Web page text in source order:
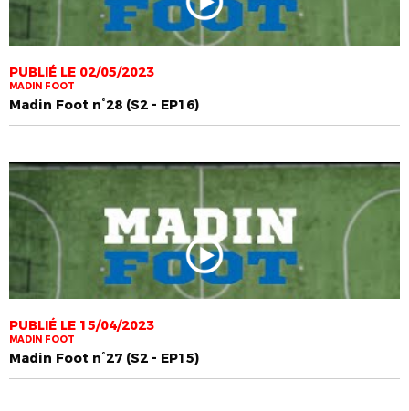
PUBLIÉ LE 02/05/2023
MADIN FOOT
Madin Foot n°28 (S2 - EP16)
PUBLIÉ LE 15/04/2023
MADIN FOOT
Madin Foot n°27 (S2 - EP15)